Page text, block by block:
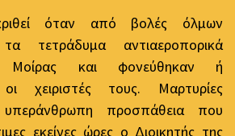
όταν από βολές όλμων
τετράδυμα αντιαεροπορικά
Μοίρας και φονεύθηκαν ή
οι χειριστές τους. Μαρτυρίες
προσπάθεια που
εκείνες ώρες ο Διοικητής της